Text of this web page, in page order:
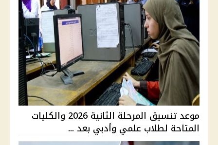
موعد تنسيق المرحلة الثانية 2026 والكليات
المتاحة لطلاب علمي وأدبي بعد ...